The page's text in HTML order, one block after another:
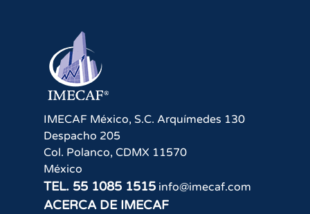
IMECAF México, S.C. Arquímedes 130
Despacho 205
Col. Polanco, CDMX 11570
México
TEL. 55 1085 1515 info@imecaf.com
ACERCA DE IMECAF